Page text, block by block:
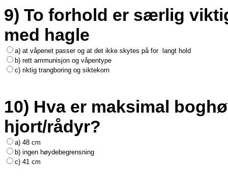
9) To forhold er særlig
med hagle
a) at våpenet passer og at det ikke skytes på for
langt hold
b) rett ammunisjon og våpentype
c) riktig trangboring og siktekorn
10) Hva er maksimal
hjort/rådyr?
a) 48 cm
b) ingen høydebegrensning
c) 41 cm